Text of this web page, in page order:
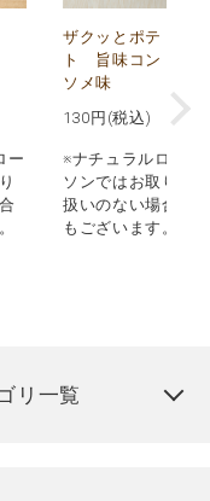
ー
ザクッとポテ
ト 旨味コン
ソメ味
130 円(税込)
※ナチュラルロー
ソンではお取り
扱いのない場合
もございます。
リ一覧